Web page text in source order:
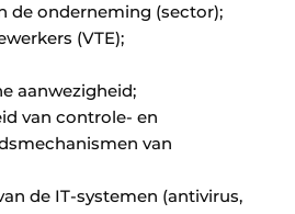
de onderneming (sector);
(VTE);
aanwezigheid;
van controle- en
van
de IT-systemen (antivirus,